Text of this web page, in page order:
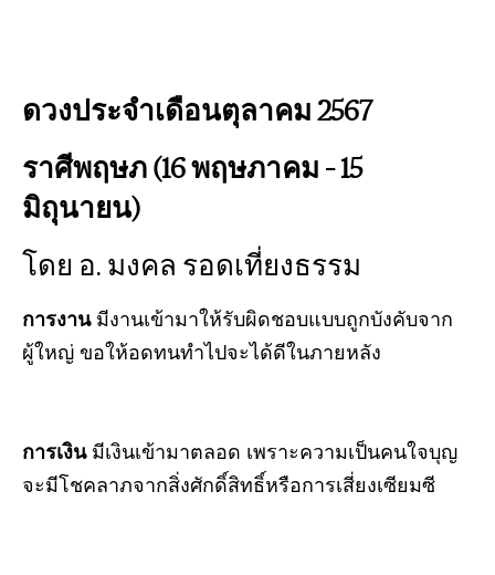
ดวงประจำเดือนตุลาคม 2567
ราศีพฤษภ (16 พฤษภาคม – 15
มิถุนายน)
โดย อ. มงคล รอดเที่ยงธรรม
การงานมีงานเข้ามาให้รับผิดชอบแบบถูกบังคับจาก
ผู้ใหญ่ ขอให้อดทนทำไปจะได้ดีในภายหลัง
การเงิน มีเงินเข้ามาตลอด เพราะความเป็นคนใจบุญ
จะมีโชคลาภจากสิ่งศักดิ์สิทธิ์หรือการเสี่ยงเซียมซี